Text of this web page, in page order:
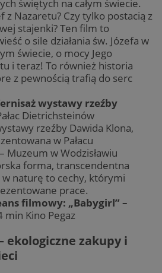
świętych na całym świecie.
z Nazaretu? Czy tylko postacią z
stajenki? Ten film to
o sile działania św. Józefa w
świecie, o mocy Jego
i teraz! To również historia
z pewnością trafią do serc
wystawy rzeźby
Dietrichsteinów
rzeźby Dawida Klona,
w Pałacu
Muzeum w Wodzisławiu
forma, transcendentna
naturę to cechy, którymi
prace.
filmowy: „Babygirl” –
Kino Pegaz
ekologiczne zakupy i